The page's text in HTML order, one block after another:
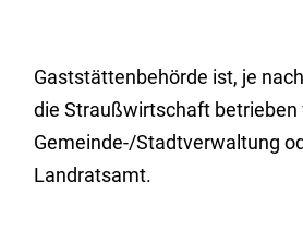
Gaststättenbehörde ist, je
die Straußwirtschaft betrieben
Gemeinde-/Stadtverwaltung
Landratsamt.